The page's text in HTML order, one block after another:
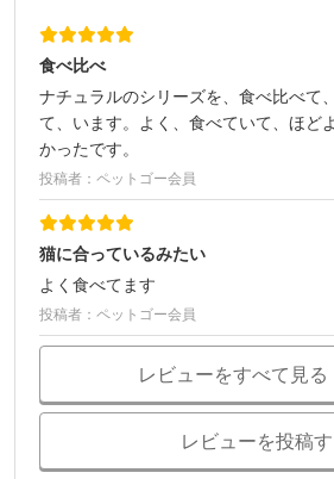
食べ比べ
ナチュラルのシリーズを、食べ比べて
て、います。よく、食べていて、ほど
かったです。
投稿者：ペットゴー会員
猫に合っているみたい
よく食べてます
投稿者：ペットゴー会員
レビューをすべて見る
レビューを投稿